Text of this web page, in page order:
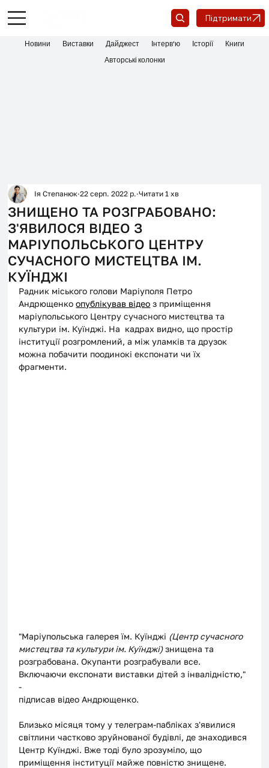
Підтримати
ЗНИЩЕНО ТА РОЗГРАБОВАНО:
З'ЯВИЛОСЯ ВІДЕО З
МАРІУПОЛЬСЬКОГО ЦЕНТРУ
СУЧАСНОГО МИСТЕЦТВА ІМ.
КУЇНДЖІ
Ія Степанюк 22 серп. 2022 р. Читати 1 хв
Радник міського голови Маріуполя Петро
Андрющенко опублікував відео з приміщення
маріупольського Центру сучасного мистецтва та
культури ім. Куїнджі. На  кадрах видно, що простір
інституції розгромлений, а між уламків та друзок
можна побачити поодинокі експонати чи їх
фрагменти.
"Маріупольська галерея їм. Куїнджі (Центр сучасного
мистецтва та культури ім. Куїнджі) знищена та
розграбована. Окупанти розграбували все.
Включаючи експонати виставки дітей з інвалідністю,"
-
підписав відео Андрющенко.
Близько місяця тому у телеграм-пабліках з'явилися
світлини частково зруйнованої будівлі, де знаходився
Центр Куїнджі. Вже тоді було зрозуміло, що
приміщення інституції майже повністю знищене.
Новини Виставки Дайджест Інтерв'ю Історії
Книги
Авторські колонки